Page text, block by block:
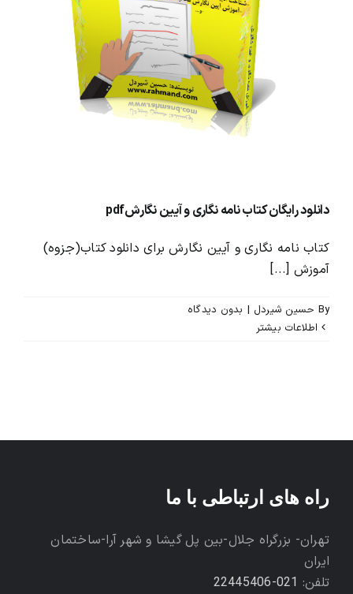
درباره ما و تماس با ما
دانلود رایگان کتاب نامه نگاری و آیین نگارشpdf
کتاب نامه نگاری و آیین نگارش برای دانلود کتاب(جزوه)
آموزش [...]
By حسین شیردل | بدون ديدگاه
اطلاعات بیشتر
راه های ارتباطی با ما
تهران- بزرگراه جلال-بین پل گیشا و شهر آرا-ساختمان
ایران
تلفن: 021-22445406